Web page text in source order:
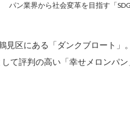
パン業界から社会変革を目指す「
見区にある「ダンクブロート
て評判の高い「幸せメロンパ